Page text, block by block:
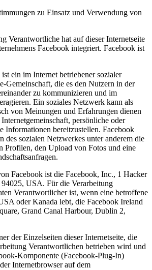
zu Einsatz und Verwendung von
Verantwortliche hat auf dieser Internetseite
Facebook integriert. Facebook ist
ein im Internet betriebener sozialer
Gemeinschaft, die es den Nutzern in der
zu kommunizieren und im
Ein soziales Netzwerk kann als
von Meinungen und Erfahrungen dienen
persönliche oder
Informationen bereitzustellen. Facebook
des sozialen Netzwerkes unter anderem die
Profilen, den Upload von Fotos und eine
Facebook ist die Facebook, Inc., 1 Hacker
USA. Für die Verarbeitung
Verantwortlicher ist, wenn eine betroffene
oder Kanada lebt, die Facebook Ireland
Grand Canal Harbour, Dublin 2,
der Einzelseiten dieser Internetseite, die
Verantwortlichen betrieben wird und
Komponente (Facebook-Plug-In)
Internetbrowser auf dem